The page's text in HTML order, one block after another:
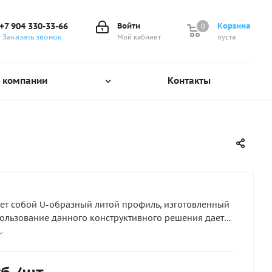
Корзина
0
пуста
0
Войти
Мой кабинет
+7 904 330-33-66
Заказать звонок
Контакты
собой U-образный литой профиль, изготовленный
данного конструктивного решения дает
надежно закрепить транец между баллонами